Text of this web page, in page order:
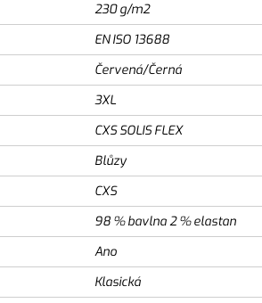
230 g/m2
EN ISO 13688
Červená/Černá
3XL
CXS SOLIS FLEX
Blůzy
CXS
98 % bavlna 2 % elastan
Ano
Klasická